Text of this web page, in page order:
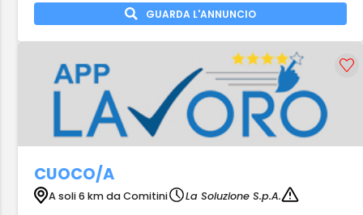
GUARDA L'ANNUNCIO
CUOCO/A
A soli 6 km da Comitini
La Soluzione S.p.A.